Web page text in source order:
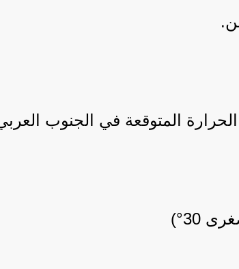
المتوقعة في الجنوب